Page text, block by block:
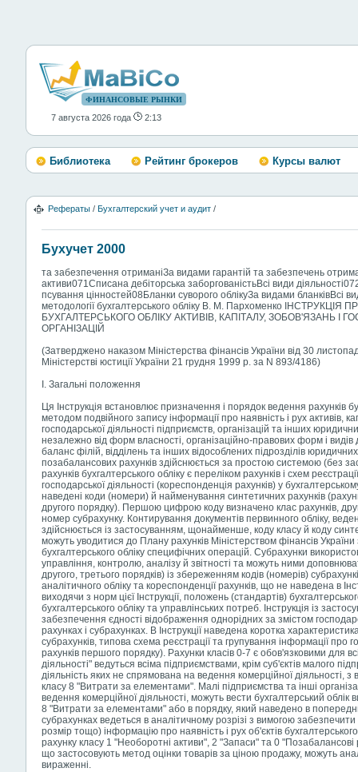
ФИНАНСОВЫЕ РЫНКИ
7 августа 2026 года 2:13
Библиотека Рейтинг брокеров Курсы валют
Рефераты / Бухгалтерский учет и аудит /
Бухучет 2000
та забезпечення отриманіЗа видами гарантій та забезпечень
активи071Списана дебіторська заборгованістьВсі види
псування цінностей08Бланки суворого облікуЗа видами бланківВсі
методології бухгалтерського обліку В. М. Пархоменко
БУХГАЛТЕРСЬКОГО ОБЛІКУ АКТИВІВ, КАПІТАЛУ, ЗОБОВ'ЯЗАНЬ І
ОРГАНІЗАЦІЙ
(Затверджено наказом Міністерства фінансів України від 30
Міністерстві юстиції України 21 грудня 1999 р. за N 893/4186)
I. Загальні положення
Ця Інструкція встановлює призначення і порядок ведення рахунків
методом подвійного запису інформації про наявність і рух активів,
господарської діяльності підприємств, організацій та інших
незалежно від форм власності, організаційно-правових форм і
баланс філій, відділень та інших відособлених підрозділів
позабалансових рахунків здійснюється за простою системою (без
рахунків бухгалтерського обліку є переліком рахунків і схем
господарської діяльності (кореспонденція рахунків) у
наведені коди (номери) й найменування синтетичних рахунків
другого порядку). Першою цифрою коду визначено клас рахунків,
номер субрахунку. Контирування документів первинного обліку,
здійснюється із застосуванням, щонайменше, коду класу й коду
можуть уводитися до Плану рахунків Міністерством фінансів
бухгалтерського обліку специфічних операцій. Субрахунки
управління, контролю, аналізу й звітності та можуть ними
другого, третього порядків) із збереженням кодів (номерів)
аналітичного обліку та кореспонденції рахунків, що не наведена в
виходячи з норм цієї Інструкції, положень (стандартів)
бухгалтерського обліку та управлінських потреб. Інструкція із
забезпечення єдності відображення однорідних за змістом
рахунках і субрахунках. В Інструкції наведена коротка
субрахунків, типова схема реєстрації та групування інформації про
рахунків першого порядку). Рахунки класів 0-7 є обов'язковими для
діяльності" ведуться всіма підприємствами, крім суб'єктів малого
діяльність яких не спрямована на ведення комерційної діяльності,
класу 8 "Витрати за елементами". Малі підприємства та інші
ведення комерційної діяльності, можуть вести бухгалтерський облік
8 "Витрати за елементами" або в порядку, який наведено в
субрахунках ведеться в аналітичному розрізі з вимогою забезпечити
розмір тощо) інформацію про наявність і рух об'єктів
рахунку класу 1 "Необоротні активи", 2 "Запаси" та 0 "Позабалансові
що застосовують метод оцінки товарів за ціною продажу, можуть
вираженні.